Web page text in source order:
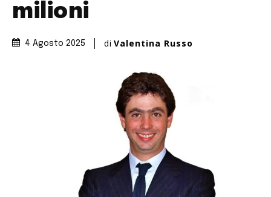
milioni
4 Agosto 2025 di Valentina Russo